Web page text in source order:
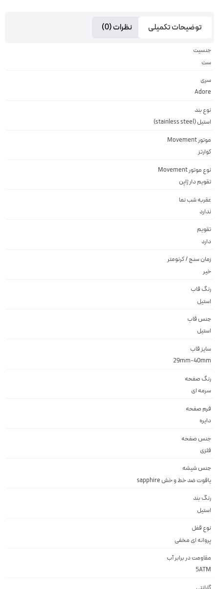
توضیحات تکمیلی نظرات (0)
جنسیت
ست
سری
Adore
نوع بند
استیل (stainless steel)
موتور Movement
کوارتز
نوع موتور Movement
تقويم دار ژاپن
عقربه شب نما
ندارد
تقویم
دارد
زمان سنج / کرنومتر
خیر
رنگ قاب
استيل
جنس قاب
استيل
سایز قاب
29mm-40mm
رنگ صفحه
سرمه اى
فرم صفحه
دايره
جنس صفحه
فلزى
جنس شیشه
ياقوت ضد خط و خش sapphire
رنگ بند
استيل
نوع قفل
پروانه اى مخفى
مقاومت در برابر آب
5ATM